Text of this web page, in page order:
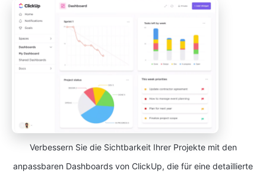
Verbessern Sie die Sichtbarkeit Ihrer Projekte mit den
anpassbaren Dashboards von ClickUp, die für eine detaillierte